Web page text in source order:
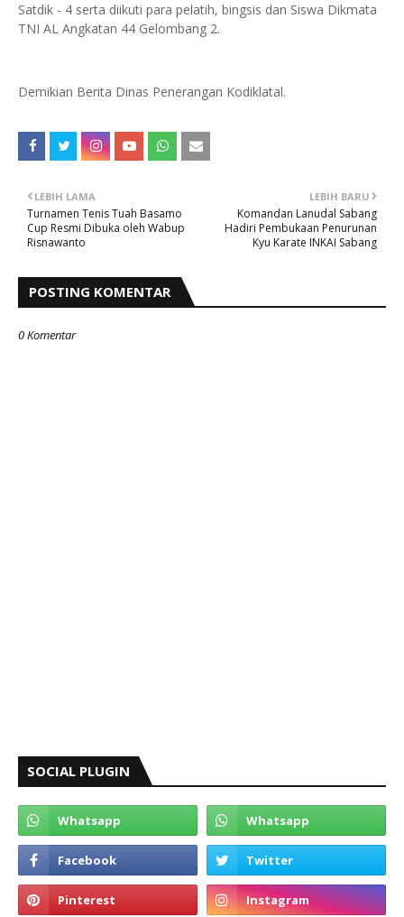
Satdik - 4 serta diikuti para pelatih, bingsis dan Siswa Dikmata
TNI AL Angkatan 44 Gelombang 2.
Demikian Berita Dinas Penerangan Kodiklatal.
LEBIH BARU
Komandan Lanudal Sabang
Hadiri Pembukaan Penurunan
Kyu Karate INKAI Sabang
LEBIH LAMA
Turnamen Tenis Tuah Basamo
Cup Resmi Dibuka oleh Wabup
Risnawanto
POSTING KOMENTAR
0 Komentar
SOCIAL PLUGIN